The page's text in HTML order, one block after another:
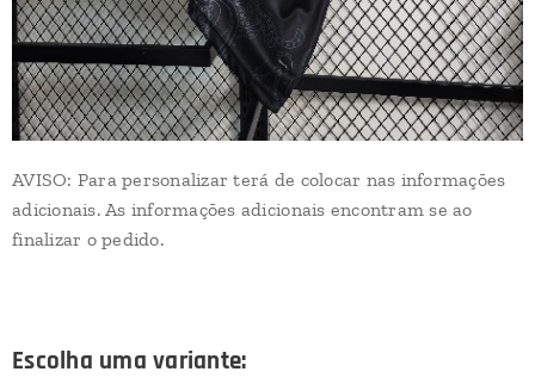
AVISO: Para personalizar terá de colocar nas informações
adicionais. As informações adicionais encontram se ao
finalizar o pedido.
Escolha uma variante: